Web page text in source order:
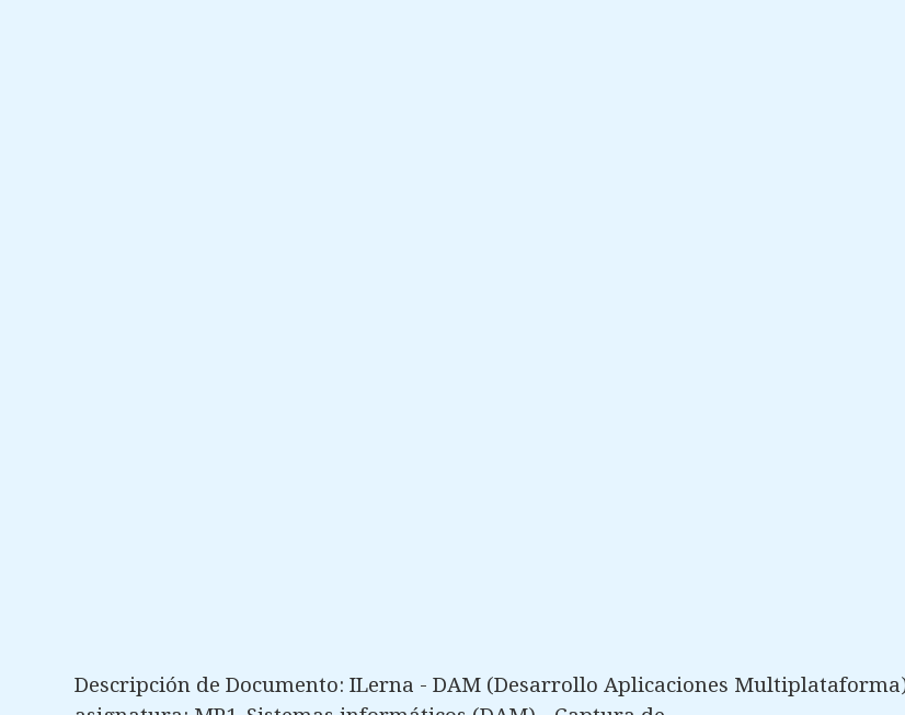
Descripción de Documento: ILerna - DAM (Desarrollo Aplicaciones